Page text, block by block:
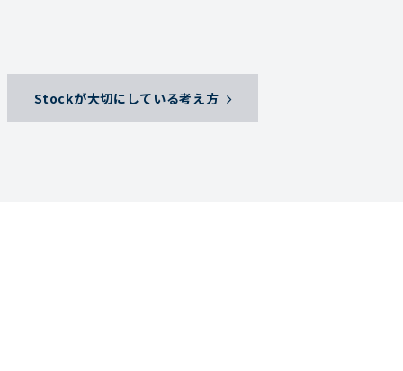
Stockが大切にしている考え方